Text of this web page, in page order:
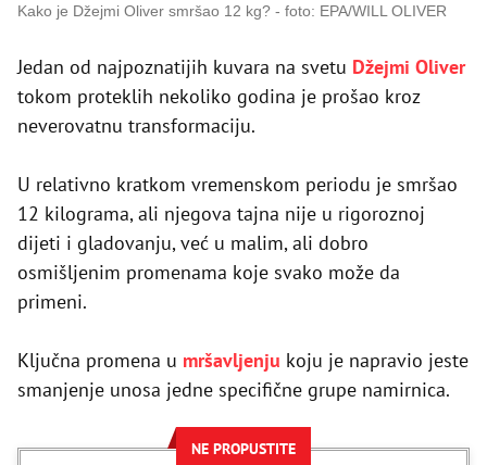
Kako je Džejmi Oliver smršao 12 kg? foto: EPA/WILL OLIVER
Jedan od najpoznatijih kuvara na svetu Džejmi Oliver
tokom proteklih nekoliko godina je prošao kroz
neverovatnu transformaciju.
U relativno kratkom vremenskom periodu je smršao
12 kilograma, ali njegova tajna nije u rigoroznoj
dijeti i gladovanju, već u malim, ali dobro
osmišljenim promenama koje svako može da
primeni.
Ključna promena u mršavljenju koju je napravio jeste
smanjenje unosa jedne specifične grupe namirnica.
NE PROPUSTITE